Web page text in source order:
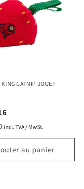
KING CATNIP JOUET
:
incl. TVA / MwSt.
au panier